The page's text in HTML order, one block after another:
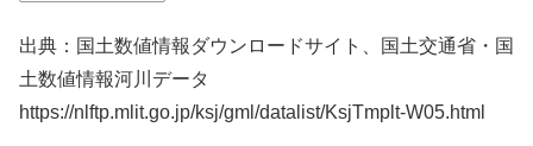
出典：国土数値情報ダウンロードサイト、国土交通省・国
土数値情報河川データ
https://nlftp.mlit.go.jp/ksj/gml/datalist/KsjTmplt-W05.html